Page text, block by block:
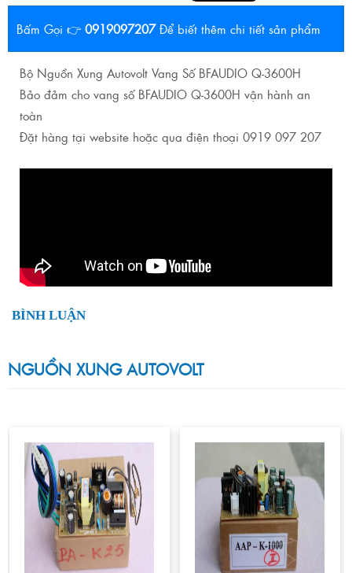
Bấm Gọi 👉 0919097207 Để biết thêm chi tiết sản phẩm
Bộ Nguồn Xung Autovolt Vang Số BFAUDIO Q-3600H
Bảo đảm cho vang số BFAUDIO Q-3600H vận hành an
toàn
Đặt hàng tại website hoặc qua điện thoại 0919 097 207
BÌNH LUẬN
NGUỒN XUNG AUTOVOLT